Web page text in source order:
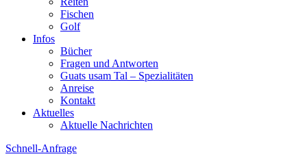
Fischen
Golf
Infos
Bücher
Fragen und Antworten
Guats usam Tal – Spezialitäten
Anreise
Kontakt
Aktuelles
Aktuelle Nachrichten
Schnell-Anfrage